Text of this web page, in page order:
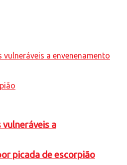
vulneráveis a
picada de escorpião